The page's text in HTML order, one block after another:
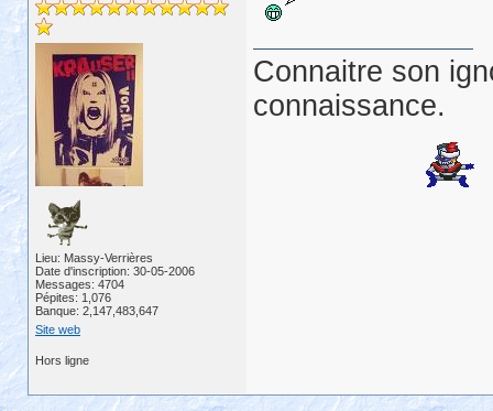
Lieu: Massy-Verrières
Date d'inscription: 30-05-2006
Messages: 4704
Pépites: 1,076
Banque: 2,147,483,647
Site web
Connaitre son
connaissance.
Hors ligne